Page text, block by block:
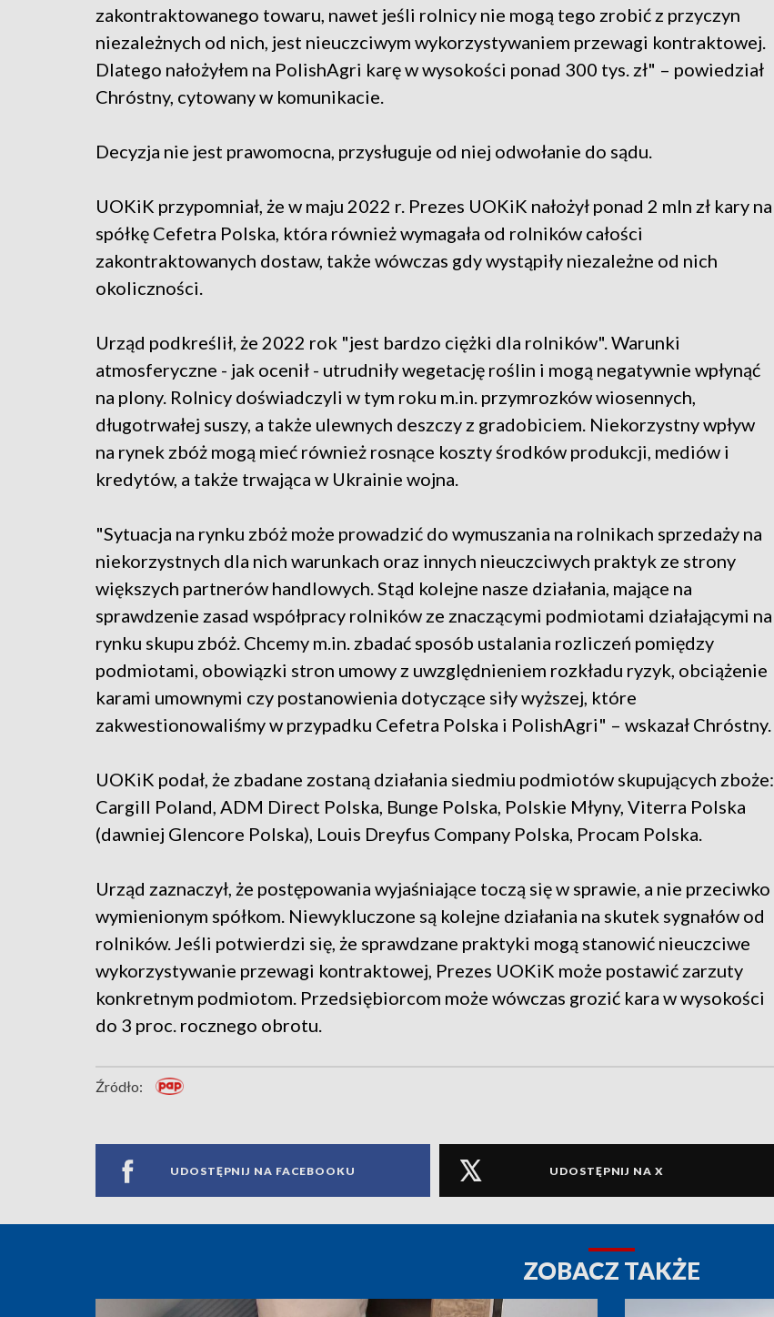
zakontraktowanego towaru, nawet jeśli rolnicy nie mogą tego zrobić z przyczyn
niezależnych od nich, jest nieuczciwym wykorzystywaniem przewagi kontraktowej.
Dlatego nałożyłem na PolishAgri karę w wysokości ponad 300 tys. zł" – powiedział
Chróstny, cytowany w komunikacie.
Decyzja nie jest prawomocna, przysługuje od niej odwołanie do sądu.
UOKiK przypomniał, że w maju 2022 r. Prezes UOKiK nałożył ponad 2 mln zł kary na
spółkę Cefetra Polska, która również wymagała od rolników całości
zakontraktowanych dostaw, także wówczas gdy wystąpiły niezależne od nich
okoliczności.
Urząd podkreślił, że 2022 rok "jest bardzo ciężki dla rolników". Warunki
atmosferyczne - jak ocenił - utrudniły wegetację roślin i mogą negatywnie wpłynąć
na plony. Rolnicy doświadczyli w tym roku m.in. przymrozków wiosennych,
długotrwałej suszy, a także ulewnych deszczy z gradobiciem. Niekorzystny wpływ
na rynek zbóż mogą mieć również rosnące koszty środków produkcji, mediów i
kredytów, a także trwająca w Ukrainie wojna.
"Sytuacja na rynku zbóż może prowadzić do wymuszania na rolnikach sprzedaży na
niekorzystnych dla nich warunkach oraz innych nieuczciwych praktyk ze strony
większych partnerów handlowych. Stąd kolejne nasze działania, mające na
sprawdzenie zasad współpracy rolników ze znaczącymi podmiotami działającymi na
rynku skupu zbóż. Chcemy m.in. zbadać sposób ustalania rozliczeń pomiędzy
podmiotami, obowiązki stron umowy z uwzględnieniem rozkładu ryzyk, obciążenie
karami umownymi czy postanowienia dotyczące siły wyższej, które
zakwestionowaliśmy w przypadku Cefetra Polska i PolishAgri" – wskazał Chróstny.
UOKiK podał, że zbadane zostaną działania siedmiu podmiotów skupujących zboże:
Cargill Poland, ADM Direct Polska, Bunge Polska, Polskie Młyny, Viterra Polska
(dawniej Glencore Polska), Louis Dreyfus Company Polska, Procam Polska.
Urząd zaznaczył, że postępowania wyjaśniające toczą się w sprawie, a nie przeciwko
wymienionym spółkom. Niewykluczone są kolejne działania na skutek sygnałów od
rolników. Jeśli potwierdzi się, że sprawdzane praktyki mogą stanowić nieuczciwe
wykorzystywanie przewagi kontraktowej, Prezes UOKiK może postawić zarzuty
konkretnym podmiotom. Przedsiębiorcom może wówczas grozić kara w wysokości
do 3 proc. rocznego obrotu.
Źródło:
UDOSTĘPNIJ NA FACEBOOKU UDOSTĘPNIJ NA X
ZOBACZ TAKŻE